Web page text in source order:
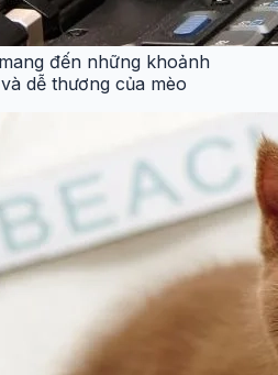
đến những khoảnh
dễ thương của mèo